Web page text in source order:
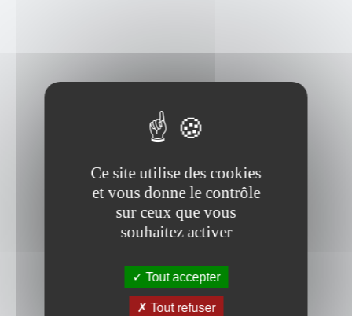
Ce site utilise des cookies
et vous donne le contrôle
sur ceux que vous
souhaitez activer
Tout accepter
Tout refuser